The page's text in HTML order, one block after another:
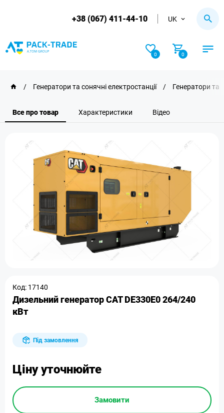
+38 (067) 411-44-10 UK
0 0
/ Генератори та сонячні електростанції / Генератори та
Все про товар Характеристики Відео
Код: 17140
Дизельний генератор CAT DE330E0 264/240
кВт
Під замовлення
Ціну уточнюйте
Замовити